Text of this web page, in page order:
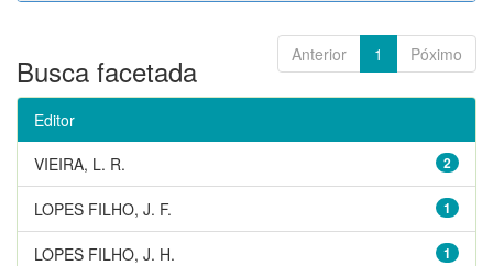
Anterior 1 Póximo
Busca facetada
Editor
2
VIEIRA, L. R.
1
LOPES FILHO, J. F.
1
LOPES FILHO, J. H.